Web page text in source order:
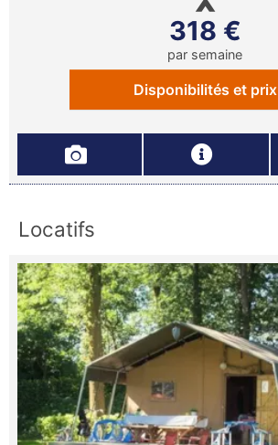
318 €
par semaine
Disponibilités et prix
Locatifs